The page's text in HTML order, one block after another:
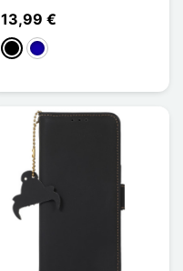
13,99 €
SchwarzDunkelblau